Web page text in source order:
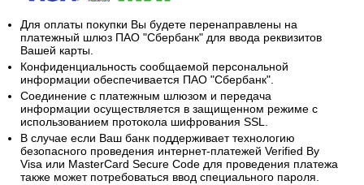
Для оплаты покупки Вы будете перенаправлены на
платежный шлюз ПАО "Сбербанк" для ввода реквизитов
Вашей карты.
Конфиденциальность сообщаемой персональной
информации обеспечивается ПАО "Сбербанк".
Соединение с платежным шлюзом и передача
информации осуществляется в защищенном режиме с
использованием протокола шифрования SSL.
В случае если Ваш банк поддерживает технологию
безопасного проведения интернет-платежей Verified By
Visa или MasterCard Secure Code для проведения платежа
также может потребоваться ввод специального пароля.